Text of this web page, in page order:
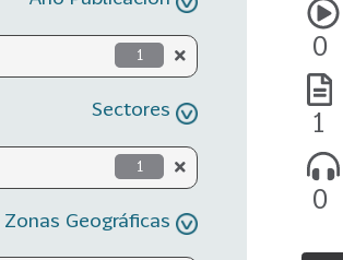
1
Sectores
1
Zonas Geográficas
0
1
0